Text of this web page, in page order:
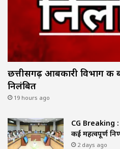
छत्तीसगढ़ आबकारी विभाग की
निलंबित
19 hours ago
CG Breaking :
कई महत्वपूर्ण
2 days ago